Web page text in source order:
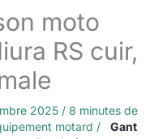
moto
RS cuir,
2025 / 8 minutes de
motard /
Gant